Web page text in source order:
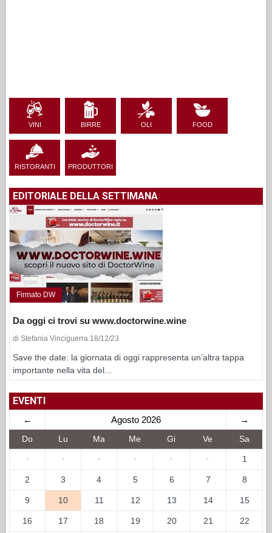
VINI BIRRE OLI FOOD
RISTORANTI PRODUTTORI
EDITORIALE DELLA SETTIMANA
Firmato DW
Da oggi ci trovi su www.doctorwine.wine
di Stefania Vinciguerra 18/12/23
Save the date: la giornata di oggi rappresenta un’altra tappa
importante nella vita del...
EVENTI
← Agosto 2026 →
Do Lu Ma Me Gi Ve Sa
· · · · · · 1
2 3 4 5 6 7 8
9 10 11 12 13 14 15
16 17 18 19 20 21 22